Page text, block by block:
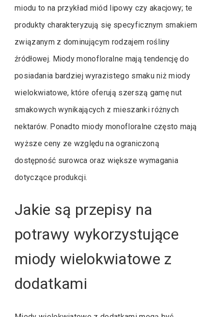
miodu to na przykład miód lipowy czy akacjowy; te
produkty charakteryzują się specyficznym smakiem
związanym z dominującym rodzajem rośliny
źródłowej. Miody monofloralne mają tendencję do
posiadania bardziej wyrazistego smaku niż miody
wielokwiatowe, które oferują szerszą gamę nut
smakowych wynikających z mieszanki różnych
nektarów. Ponadto miody monofloralne często mają
wyższe ceny ze względu na ograniczoną
dostępność surowca oraz większe wymagania
dotyczące produkcji.
Jakie są przepisy na
potrawy wykorzystujące
miody wielokwiatowe z
dodatkami